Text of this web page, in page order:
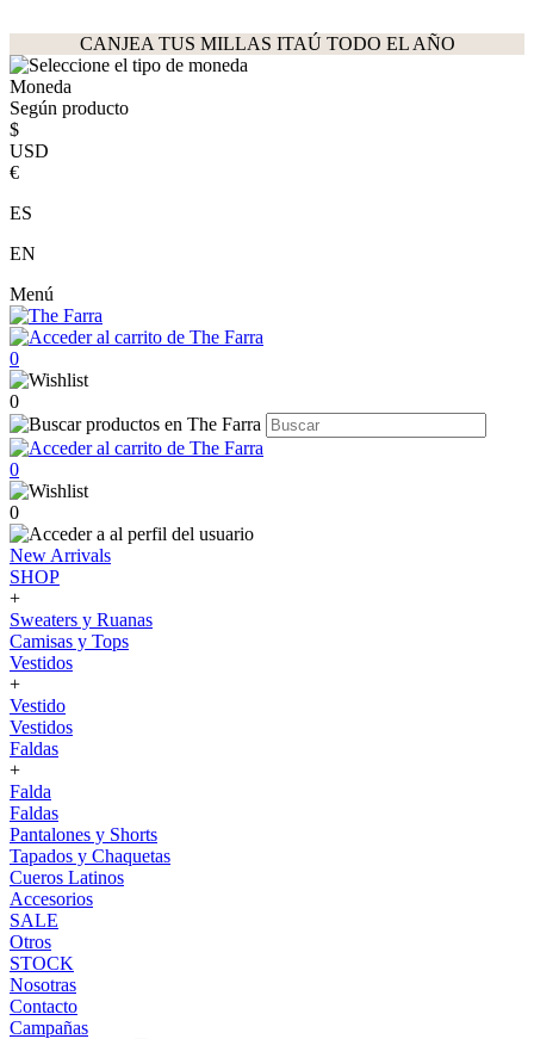
CANJEA TUS MILLAS ITAÚ TODO EL AÑO
Moneda
Según producto
$
USD
€
ES
EN
Menú
0
0
0
0
New Arrivals
SHOP
+
Sweaters y Ruanas
Camisas y Tops
Vestidos
+
Vestido
Vestidos
Faldas
+
Falda
Faldas
Pantalones y Shorts
Tapados y Chaquetas
Cueros Latinos
Accesorios
SALE
Otros
STOCK
Nosotras
Contacto
Campañas